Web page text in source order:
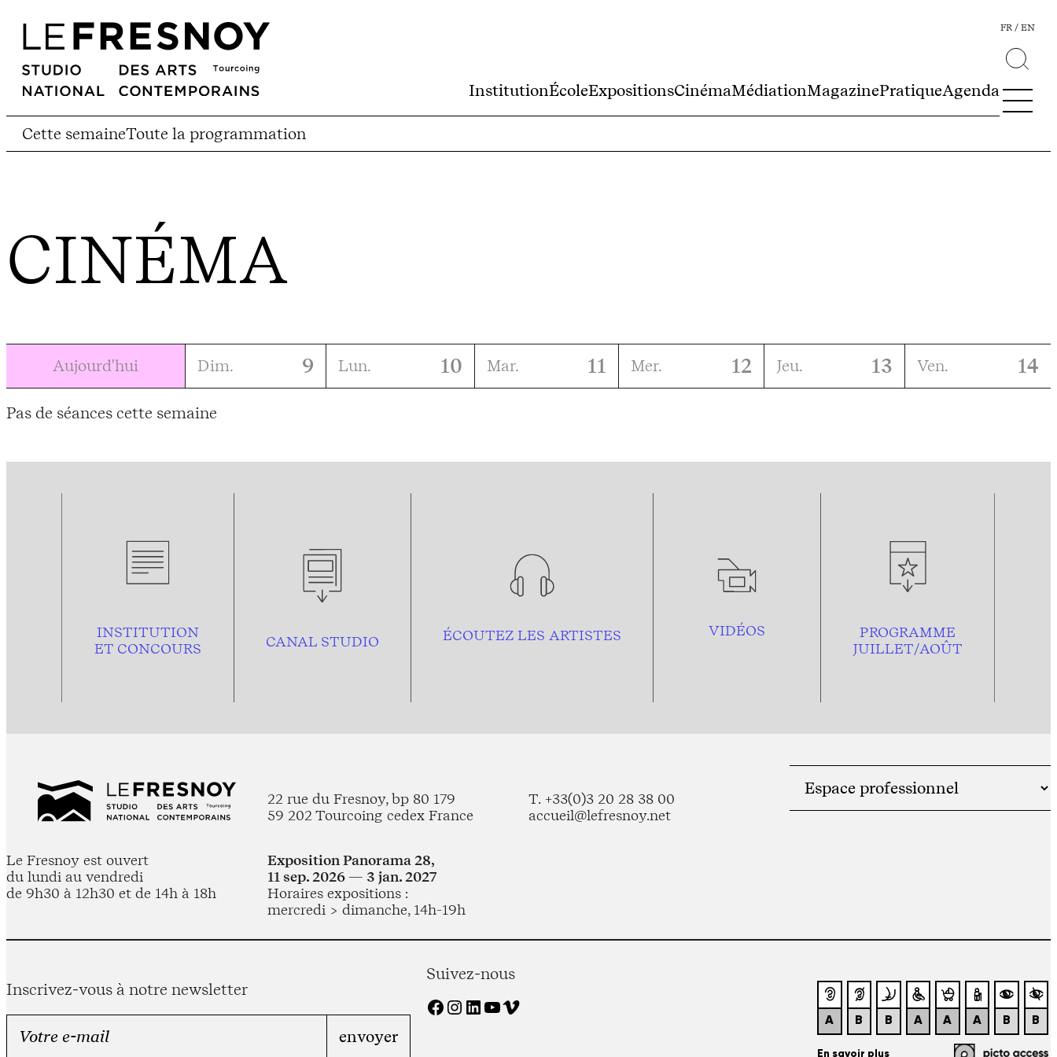
InstitutionÉcoleExpositionsCinémaMédiationMagazinePratiqueAgenda
FR EN
Cette semaineToute la programmation
CINÉMA
Aujourd'hui Dim. 9 Lun. 10 Mar. 11 Mer. 12 Jeu. 13 Ven. 14
Pas de séances cette semaine
INSTITUTION
ET CONCOURS
CANAL STUDIO ÉCOUTEZ LES ARTISTES VIDÉOS
PROGRAMME
JUILLET/AOÛT
22 rue du Fresnoy, bp 80 179
59 202 Tourcoing cedex France
T. +33(0)3 20 28 38 00
accueil@lefresnoy.net
Le Fresnoy est ouvert
du lundi au vendredi
de 9h30 à 12h30 et de 14h à 18h
Exposition Panorama 28,
11 sep. 2026 — 3 jan. 2027
Horaires expositions :
mercredi > dimanche, 14h-19h
Inscrivez-vous à notre newsletter
Suivez-nous
Facebook Instagram LinkedIn YouTube Vimeo